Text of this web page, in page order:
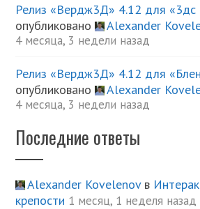
Релиз «Вердж3Д» 4.12 для
опубликовано
Alexander
4 месяца, 3 недели назад
Релиз «Вердж3Д» 4.12 для
опубликовано
Alexander
4 месяца, 3 недели назад
Последние ответы
Alexander Kovelenovв
крепости 1 месяц, 1 неделя назад